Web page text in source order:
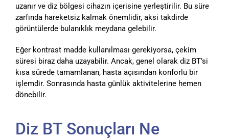
uzanır ve diz bölgesi cihazın içerisine yerleştirilir. Bu süre
zarfında hareketsiz kalmak önemlidir, aksi takdirde
görüntülerde bulanıklık meydana gelebilir.
Eğer kontrast madde kullanılması gerekiyorsa, çekim
süresi biraz daha uzayabilir. Ancak, genel olarak diz BT’si
kısa sürede tamamlanan, hasta açısından konforlu bir
işlemdir. Sonrasında hasta günlük aktivitelerine hemen
dönebilir.
Diz BT Sonuçları Ne